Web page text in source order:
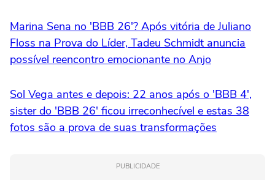
Marina Sena no 'BBB 26'? Após vitória de Juliano
Floss na Prova do Líder, Tadeu Schmidt anuncia
possível reencontro emocionante no Anjo
Sol Vega antes e depois: 22 anos após o 'BBB 4',
sister do 'BBB 26' ficou irreconhecível e estas 38
fotos são a prova de suas transformações
PUBLICIDADE